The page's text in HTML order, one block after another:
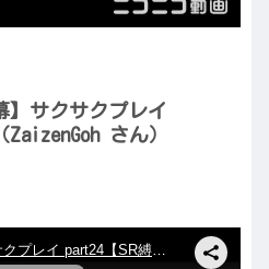
】サクサクプレイ
さん）